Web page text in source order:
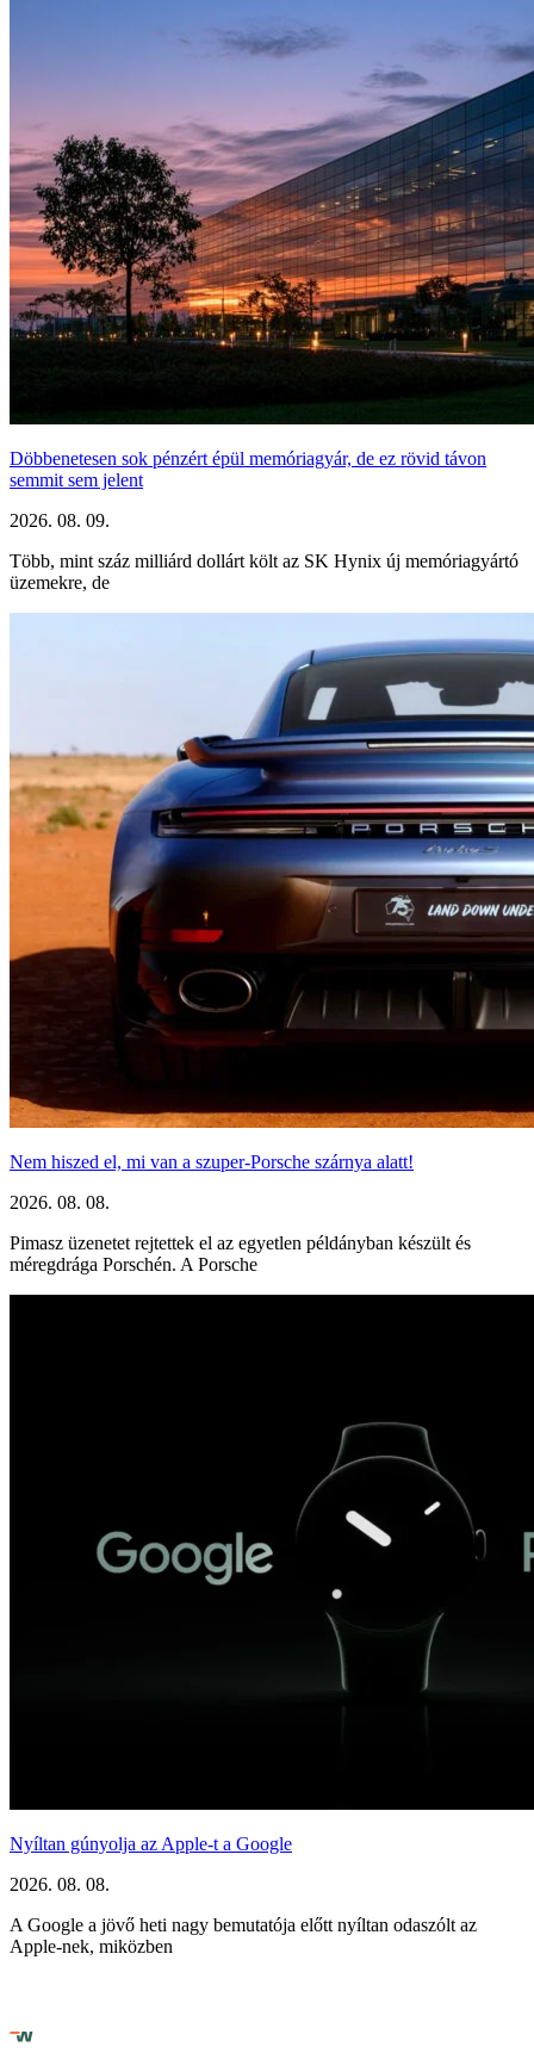
Döbbenetesen sok pénzért épül memóriagyár, de ez rövid távon
semmit sem jelent
2026. 08. 09.
Több, mint száz milliárd dollárt költ az SK Hynix új memóriagyártó
üzemekre, de
Nem hiszed el, mi van a szuper-Porsche szárnya alatt!
2026. 08. 08.
Pimasz üzenetet rejtettek el az egyetlen példányban készült és
méregdrága Porschén. A Porsche
Nyíltan gúnyolja az Apple-t a Google
2026. 08. 08.
A Google a jövő heti nagy bemutatója előtt nyíltan odaszólt az
Apple-nek, miközben